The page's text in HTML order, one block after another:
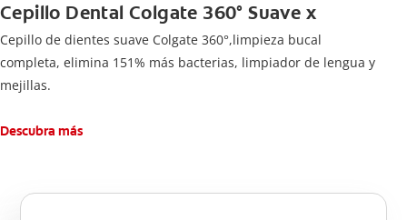
Cepillo Dental Colgate 360° Suave x
Cepillo de dientes suave Colgate 360°,limpieza bucal
completa, elimina 151% más bacterias, limpiador de lengua y
mejillas.
Descubra más